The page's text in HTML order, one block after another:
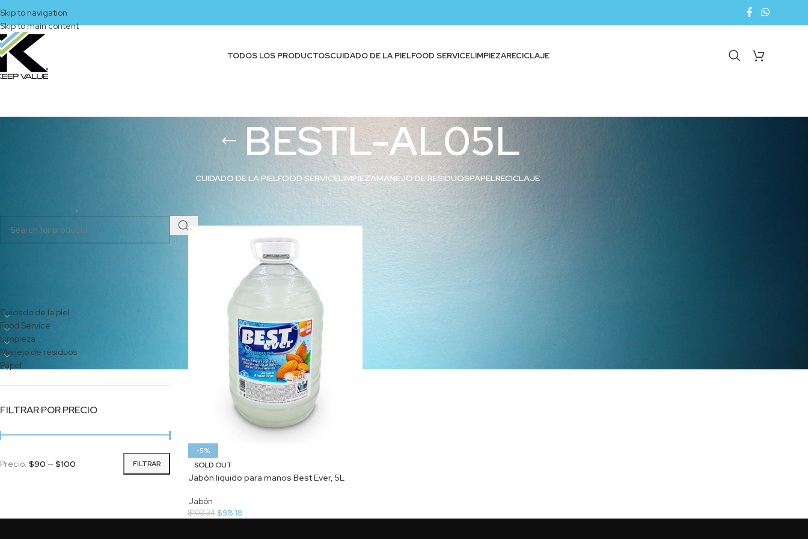
Skip to navigation
Skip to main content
TODOS LOS PRODUCTOSCUIDADO DE LA PIELFOOD SERVICELIMPIEZARECICLAJE
BESTL-AL05L
CUIDADO DE LA PIELFOOD SERVICELIMPIEZAMANEJO DE RESIDUOSPAPELRECICLAJE
Cuidado de la piel
Food Service
Limpieza
Manejo de residuos
Papel
FILTRAR POR PRECIO
FILTRAR
Precio: $90 — $100
Productos etiquetados “BESTL-AL05L” Show 18 24
-5%
SOLD OUT
Jabón liquido para manos Best Ever, 5L
Jabón
$103.34$98.18